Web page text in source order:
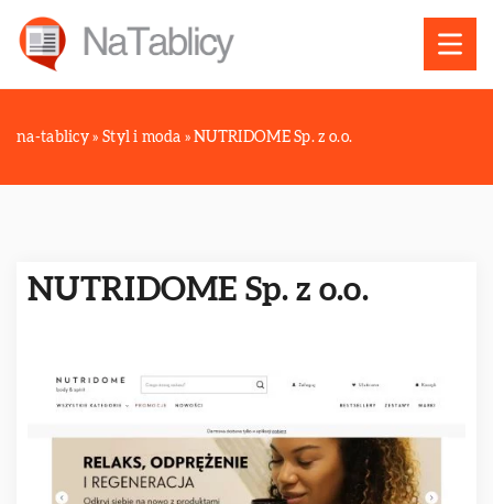
na-tablicy » Styl i moda »NUTRIDOME Sp. z o.o.
NUTRIDOME Sp. z o.o.